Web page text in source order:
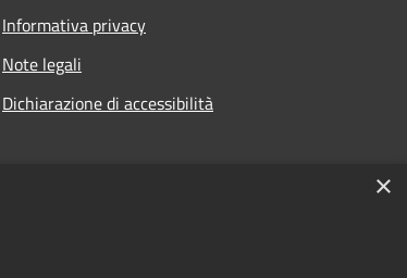
Informativa privacy
Note legali
Dichiarazione di accessibilità
×